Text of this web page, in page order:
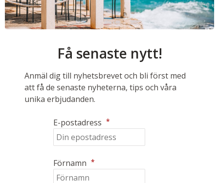
Få senaste nytt!
Anmäl dig till nyhetsbrevet och bli först med
att få de senaste nyheterna, tips och våra
unika erbjudanden.
E-postadress *
Förnamn *